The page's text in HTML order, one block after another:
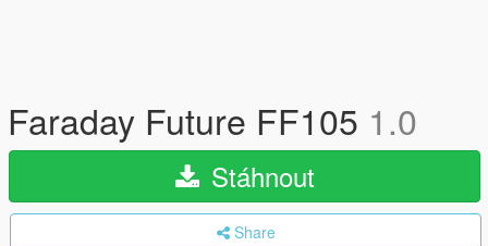
Faraday Future FF105 1.0
Stáhnout
Share